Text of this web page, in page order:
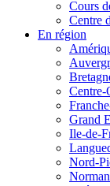
Cours
Centre
En région
Centre-
Grand
Ile-de-
Nord-